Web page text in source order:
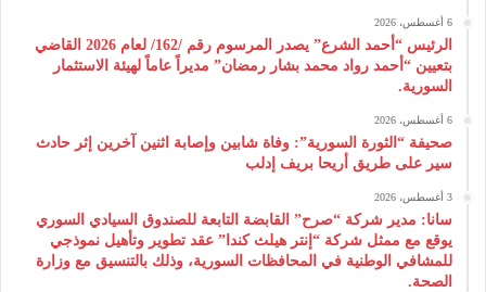
6 أغسطس، 2026
الرئيس “أحمد الشرع” يصدر المرسوم رقم /162/ لعام 2026 ‌القاضي
بتعيين “أحمد رواد محمد بشار رمضان” مديراً عاماً لهيئة ‌الاستثمار
السورية.
6 أغسطس، 2026
صحيفة “الثورة السورية”: وفاة شابين وإصابة اثنين آخرين إثر حادث
سير على طريق أريحا بريف إدلب
3 أغسطس، 2026
سانا: مدير شركة “صرح” القابضة التابعة للصندوق السيادي السوري
يوقع مع ممثل شركة “إنتر هيلث كندا” عقد تطوير وتأهيل نموذجي
للمشافي الوطنية في المحافظات السورية، وذلك بالتنسيق مع وزارة
الصحة.